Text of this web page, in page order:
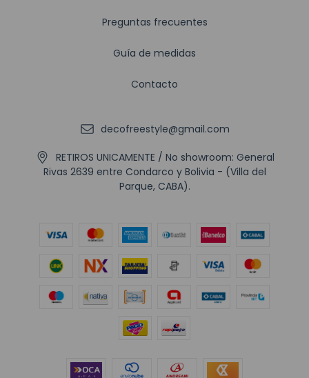
Preguntas frecuentes
Guía de medidas
Contacto
decofreestyle@gmail.com
RETIROS UNICAMENTE / No showroom: General
Rivas 2639 entre Condarco y Bolivia - (Villa del
Parque, CABA).